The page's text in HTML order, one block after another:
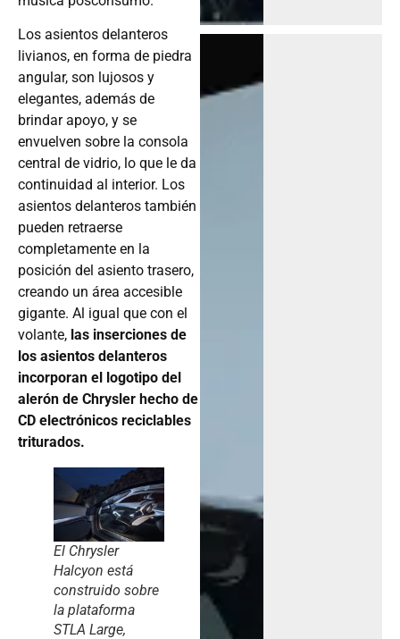
Los asientos delanteros
livianos, en forma de piedra
angular, son lujosos y
elegantes, además de
brindar apoyo, y se
envuelven sobre la consola
central de vidrio, lo que le da
continuidad al interior. Los
asientos delanteros también
pueden retraerse
completamente en la
posición del asiento trasero,
creando un área accesible
gigante. Al igual que con el
volante, las inserciones de
los asientos delanteros
incorporan el logotipo del
alerón de Chrysler hecho de
CD electrónicos reciclables
triturados.
El Chrysler
Halcyon está
construido sobre
la plataforma
STLA Large,